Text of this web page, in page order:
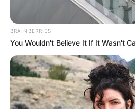
BRAINBERRIES
You Wouldn't Believe It If It Wasn't